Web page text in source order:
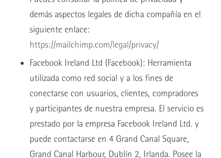
demás aspectos legales de dicha compañía en el
siguiente enlace:
https://mailchimp.com/legal/privacy/
Facebook Ireland Ltd (Facebook): Herramienta
utilizada como red social y a los fines de
conectarse con usuarios, clientes, compradores
y participantes de nuestra empresa. El servicio es
prestado por la empresa Facebook Ireland Ltd. y
puede contactarse en 4 Grand Canal Square,
Grand Canal Harbour, Dublín 2, Irlanda. Posee la